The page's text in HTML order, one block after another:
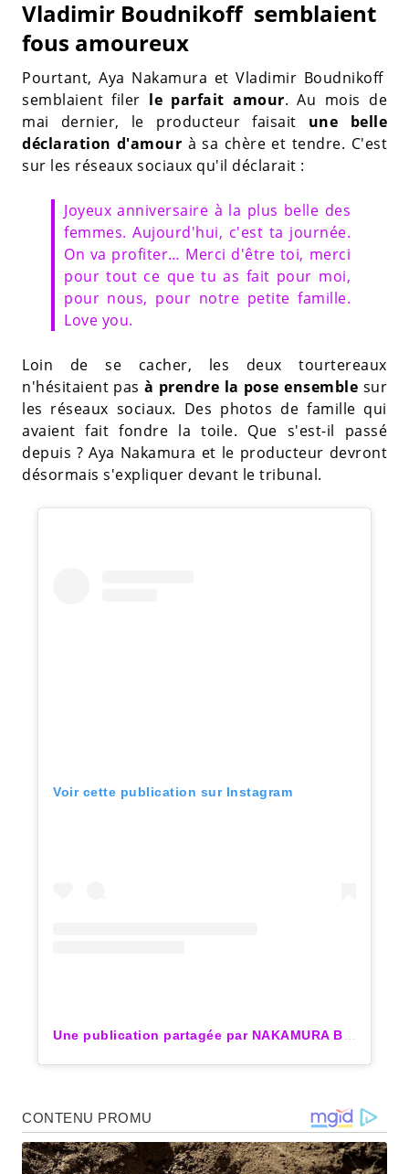
Vladimir Boudnikoff semblaient
fous amoureux
Pourtant, Aya Nakamura et Vladimir Boudnikoff
semblaient filer le parfait amour. Au mois de
mai dernier, le producteur faisait une belle
déclaration d'amour à sa chère et tendre. C'est
sur les réseaux sociaux qu'il déclarait :
Joyeux anniversaire à la plus belle des
femmes. Aujourd'hui, c'est ta journée.
On va profiter… Merci d'être toi, merci
pour tout ce que tu as fait pour moi,
pour nous, pour notre petite famille.
Love you.
Loin de se cacher, les deux tourtereaux
n'hésitaient pas à prendre la pose ensemble sur
les réseaux sociaux. Des photos de famille qui
avaient fait fondre la toile. Que s'est-il passé
depuis ? Aya Nakamura et le producteur devront
désormais s'expliquer devant le tribunal.
Voir cette publication sur Instagram